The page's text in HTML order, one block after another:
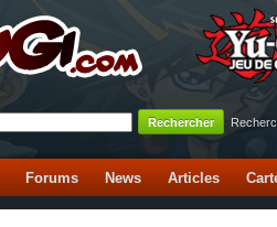
Forums News Articles